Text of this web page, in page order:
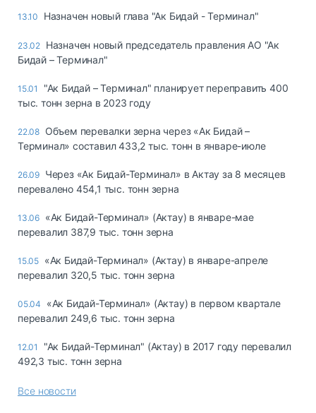
страхование
Таможня и ВЭД
терминалы
Коммерческий
Спецтехника
Автосервис,
запчасти, шины
Топливо, масла и
автохимия
Дзен
13.10 Назначен новый глава "Ак Бидай - Терминал"
23.02 Назначен новый председатель правления АО "Ак
Бидай – Терминал"
15.01
"Ак Бидай – Терминал" планирует переправить 400
тыс. тонн зерна в 2023 году
22.08 Объем перевалки зерна через «Ак Бидай –
Терминал» составил 433,2 тыс. тонн в январе-июле
26.09 Через «Ак Бидай-Терминал» в Актау за 8 месяцев
перевалено 454,1 тыс. тонн зерна
13.06 «Ак Бидай-Терминал» (Актау) в январе-мае
перевалил 387,9 тыс. тонн зерна
15.05 «Ак Бидай-Терминал» (Актау) в январе-апреле
перевалил 320,5 тыс. тонн зерна
05.04
«Ак Бидай-Терминал» (Актау) в первом квартале
перевалил 249,6 тыс. тонн зерна
12.01
"Ак Бидай-Терминал" (Актау) в 2017 году перевалил
492,3 тыс. тонн зерна
Все новости